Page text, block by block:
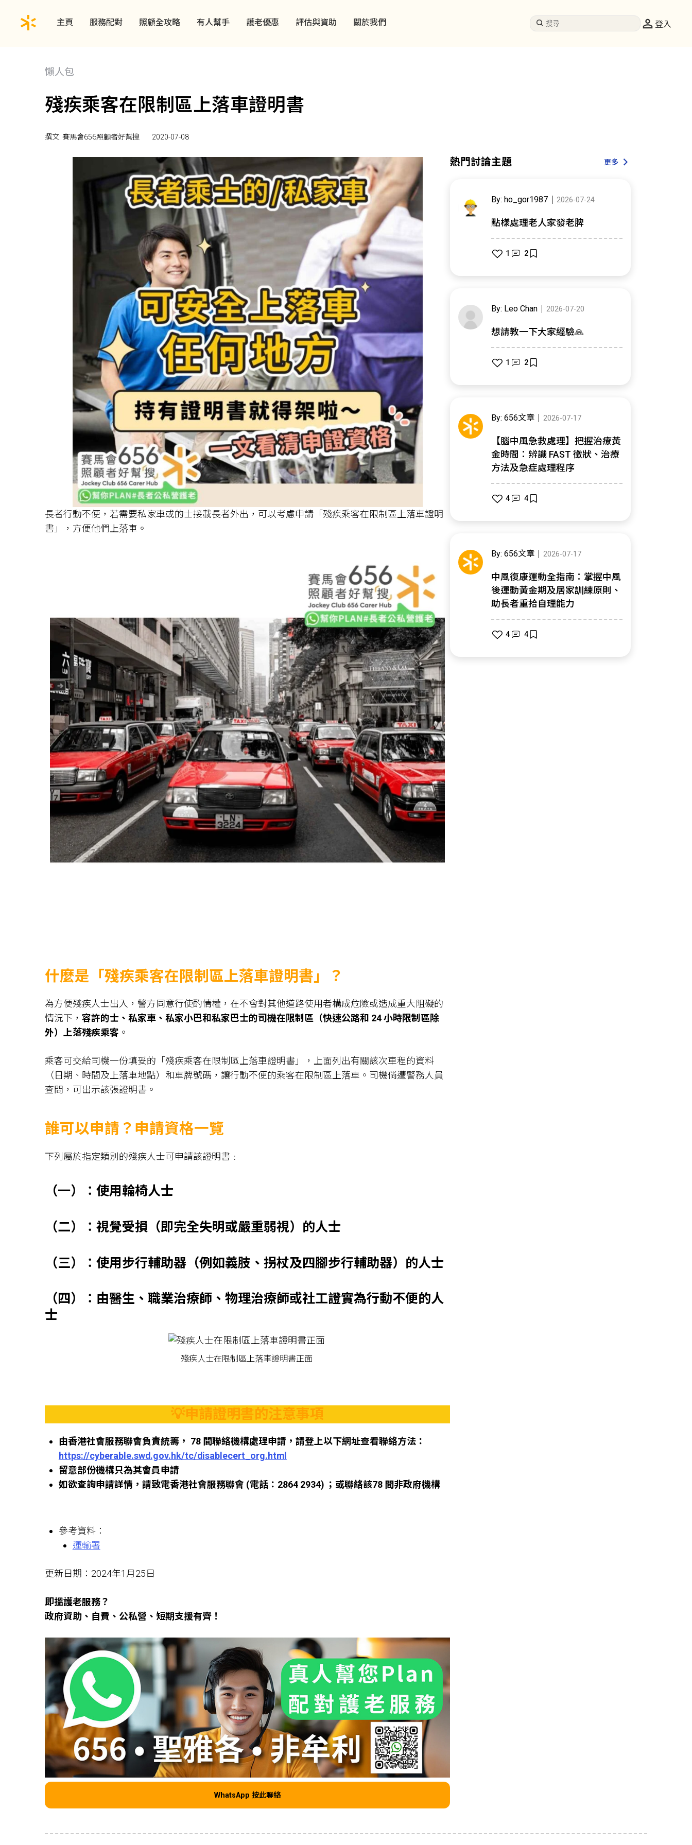
主頁 服務配對 照顧全攻略 有人幫手 護老優惠 評估與資助 關於我們 登入
懶人包
殘疾乘客在限制區上落車證明書
撰文: 賽馬會656照顧者好幫搜 2020-07-08
長者行動不便，若需要私家車或的士接載長者外出，可以考慮申請「殘疾乘客在限制區上落車證明
書」，方便他們上落車。
什麼是「殘疾乘客在限制區上落車證明書」？
為方便殘疾人士出入，警方同意行使酌情權，在不會對其他道路使用者構成危險或造成重大阻礙的
情況下， 容許的士、私家車、私家小巴和私家巴士的司機在限制區（快速公路和 24 小時限制區除
外）上落殘疾乘客 。
乘客可交給司機一份填妥的「殘疾乘客在限制區上落車證明書」，上面列出有關該次車程的資料
（日期、時間及上落車地點）和車牌號碼，讓行動不便的乘客在限制區上落車。司機倘遭警務人員
查問，可出示該張證明書。
誰可以申請？申請資格一覽
下列屬於指定類別的殘疾人士可申請該證明書﹕
（一） ： 使用輪椅人士
（二） ： 視覺受損（即完全失明或嚴重弱視）的人士
（三） ： 使用步行輔助器（例如義肢、拐杖及四腳步行輔助器）的人士
（ 四 ） ： 由醫生、職業治療師、物理治療師或社工證實為行動不便的人
士
殘疾人士在限制區上落車證明書正面
💡申請證明書的注意事項
由香港社會服務聯會負責統籌， 78 間聯絡機構處理申請，請登上以下網址查看聯絡方法：
https://cyberable.swd.gov.hk/tc/disablecert_org.html
留意部份機構只為其會員申請
如欲查詢申請詳情，請致電香港社會服務聯會 (電話：2864 2934) ；或聯絡該78 間非政府機構
參考資料：
運輸署
更新日期：2024年1月25日
即搵護老服務？
政府資助、自費、公私營、短期支援有齊！
WhatsApp 按此聯絡
熱門討論主題 更多
By: ho_gor1987 2026-07-24
點樣處理老人家發老脾
1 2
By: Leo Chan 2026-07-20
想請教一下大家經驗🙏
1 2
By: 656文章 2026-07-17
【腦中風急救處理】把握治療黃
金時間：辨識 FAST 徵狀、治療
方法及急症處理程序
4 4
By: 656文章 2026-07-17
中風復康運動全指南：掌握中風
後運動黃金期及居家訓練原則、
助長者重拾自理能力
4 4